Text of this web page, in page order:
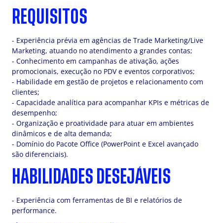
REQUISITOS
- Experiência prévia em agências de Trade Marketing/Live
Marketing, atuando no atendimento a grandes contas;
- Conhecimento em campanhas de ativação, ações
promocionais, execução no PDV e eventos corporativos;
- Habilidade em gestão de projetos e relacionamento com
clientes;
- Capacidade analítica para acompanhar KPIs e métricas de
desempenho;
- Organização e proatividade para atuar em ambientes
dinâmicos e de alta demanda;
- Domínio do Pacote Office (PowerPoint e Excel avançado
são diferenciais).
HABILIDADES DESEJÁVEIS
- Experiência com ferramentas de BI e relatórios de
performance.